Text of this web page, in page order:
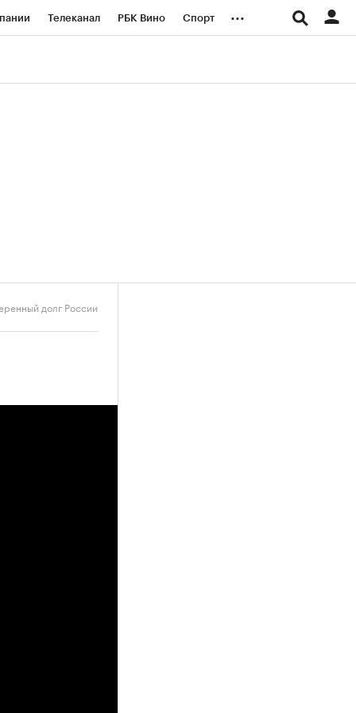
Телеканал РБК Вино Спорт ...
долг России